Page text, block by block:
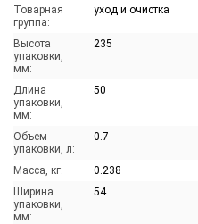
Товарная
группа:
уход и очистка
Высота
упаковки,
мм:
235
Длина
упаковки,
мм:
50
Объем
упаковки, л:
0.7
Масса, кг:
0.238
Ширина
упаковки,
мм:
54